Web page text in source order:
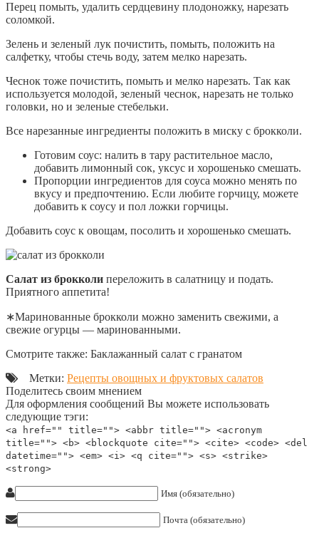
Перец помыть, удалить сердцевину плодоножку, нарезать
соломкой.
Зелень и зеленый лук почистить, помыть, положить на
салфетку, чтобы стечь воду, затем мелко нарезать.
Чеснок тоже почистить, помыть и мелко нарезать. Так как
используется молодой, зеленый чеснок, нарезать не только
головки, но и зеленые стебельки.
Все нарезанные ингредиенты положить в миску с брокколи.
Готовим соус: налить в тару растительное масло,
добавить лимонный сок, уксус и хорошенько смешать.
Пропорции ингредиентов для соуса можно менять по
вкусу и предпочтению. Если любите горчицу, можете
добавить к соусу и пол ложки горчицы.
Добавить соус к овощам, посолить и хорошенько смешать.
Салат из брокколи переложить в салатницу и подать.
Приятного аппетита!
∗Маринованные брокколи можно заменить свежими, а
свежие огурцы — маринованными.
Смотрите также: Баклажанный салат с гранатом
Метки: Рецепты овощных и фруктовых салатов
Поделитесь своим мнением
Для оформления сообщений Вы можете использовать
следующие тэги:
<a href="" title=""> <abbr title=""> <acronym
title=""> <b> <blockquote cite=""> <cite> <code> <del
datetime=""> <em> <i> <q cite=""> <s> <strike>
<strong>
Имя (обязательно)
Почта (обязательно)